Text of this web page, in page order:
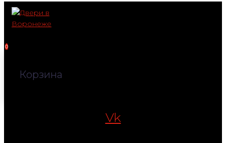
Перейти
контенту
0
Корзина
Vk